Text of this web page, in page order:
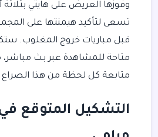
وفوزها العريض على هايتي بثلاثة
تسعى لتأكيد هيمنتها على
قبل مباريات خروج المغلوب.
متاحة للمشاهدة عبر بث مباشر،
متابعة كل لحظة من هذا الصراع
التشكيل المتوقع